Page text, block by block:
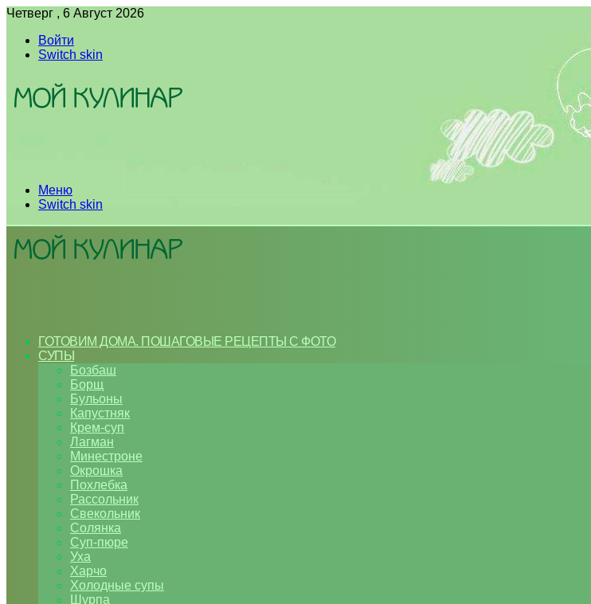
Четверг , 6 Август 2026
Войти
Switch skin
Меню
Switch skin
ГОТОВИМ ДОМА. ПОШАГОВЫЕ РЕЦЕПТЫ С ФОТО
СУПЫ
Бозбаш
Борщ
Бульоны
Капустняк
Крем-суп
Лагман
Минестроне
Окрошка
Похлебка
Рассольник
Свекольник
Солянка
Суп-пюре
Уха
Харчо
Холодные супы
Шурпа